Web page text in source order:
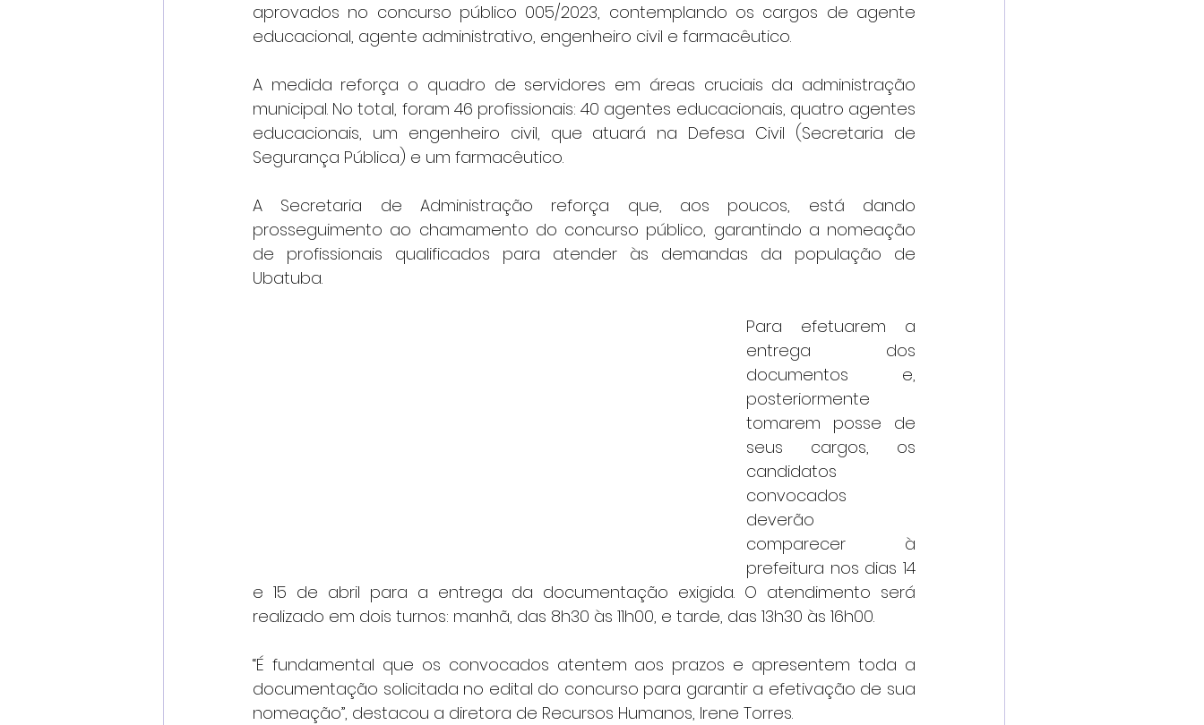
aprovados no concurso público 005/2023, contemplando os cargos de agente
educacional, agente administrativo, engenheiro civil e farmacêutico.
A medida reforça o quadro de servidores em áreas cruciais da administração
municipal. No total, foram 46 profissionais: 40 agentes educacionais, quatro agentes
educacionais, um engenheiro civil, que atuará na Defesa Civil (Secretaria de
Segurança Pública) e um farmacêutico.
A Secretaria de Administração reforça que, aos poucos, está dando
prosseguimento ao chamamento do concurso público, garantindo a nomeação
de profissionais qualificados para atender às demandas da população de
Ubatuba.
Para efetuarem a
entrega dos
documentos e,
posteriormente
tomarem posse de
seus cargos, os
candidatos
convocados
deverão
comparecer à
prefeitura nos dias 14
e 15 de abril para a entrega da documentação exigida. O atendimento será
realizado em dois turnos: manhã, das 8h30 às 11h00, e tarde, das 13h30 às 16h00.
“É fundamental que os convocados atentem aos prazos e apresentem toda a
documentação solicitada no edital do concurso para garantir a efetivação de sua
nomeação”, destacou a diretora de Recursos Humanos, Irene Torres.